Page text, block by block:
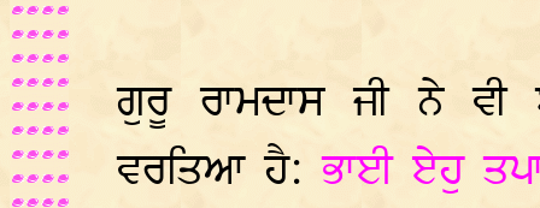
ਗੁਰੂ ਰਾਮਦਾਸ ਜੀ ਨੇ
ਵਰਤਿਆ ਹੈ:ਭਾਈ ਏਹੁ